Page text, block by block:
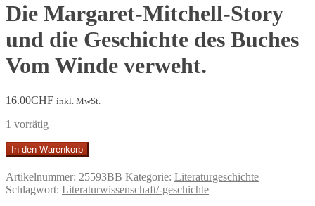
Die Margaret-Mitchell-Story
und die Geschichte des Buches
Vom Winde verweht.
16.00CHF inkl. MwSt.
1 vorrätig
Die
Margaret-
Mitchell-
Story
In den Warenkorb
Artikelnummer: 25593BB Kategorie: Literaturgeschichte
Schlagwort: Literaturwissenschaft/-geschichte